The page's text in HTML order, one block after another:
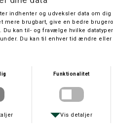
HÄRKILA UDSALG
HÄRKILA WILDBOAR TECH SELER